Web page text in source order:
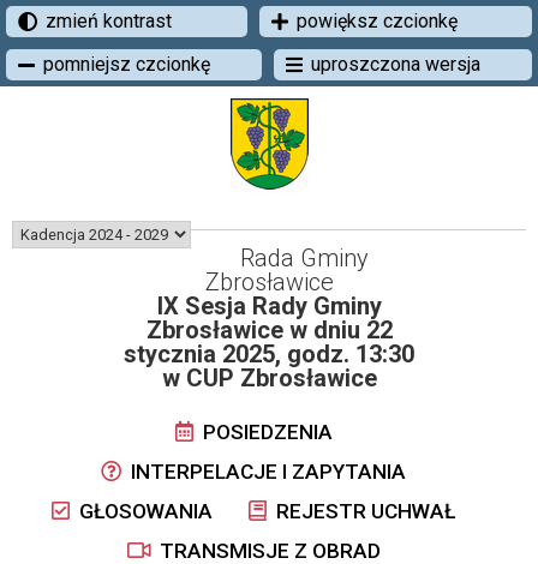
zmień kontrast
powiększ czcionkę
pomniejsz czcionkę
uproszczona wersja
Rada Gminy
Zbrosławice
IX Sesja Rady Gminy
Zbrosławice w dniu 22
stycznia 2025, godz. 13:30
w CUP Zbrosławice
POSIEDZENIA
INTERPELACJE I ZAPYTANIA
GŁOSOWANIA
REJESTR UCHWAŁ
TRANSMISJE Z OBRAD